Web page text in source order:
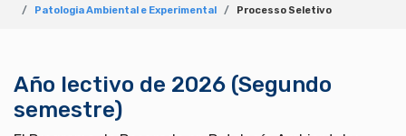
Patologia Ambiental e Experimental
Processo Seletivo
Año lectivo de 2026 (Segundo
semestre)